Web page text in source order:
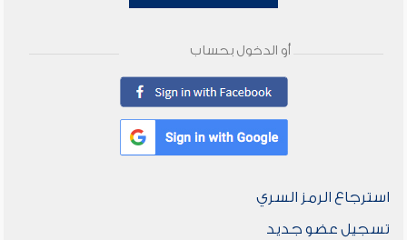
أو الدخول بحساب
استرجاع الرمز السري
تسجيل عضو جديد